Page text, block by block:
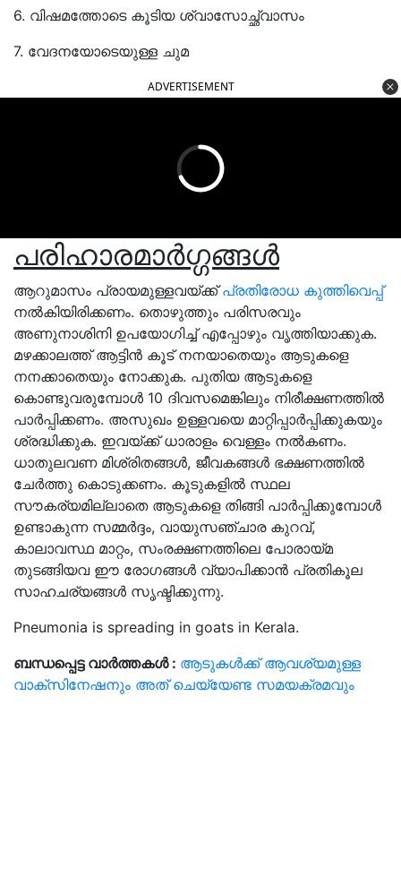
6. വിഷമത്തോടെ കൂടിയ ശ്വാസോച്ഛ്വാസം
7. വേദനയോടെയുള്ള ചുമ
ADVERTISEMENT
പരിഹാരമാർഗ്ഗങ്ങൾ
ആറുമാസം പ്രായമുള്ളവയ്ക്ക്പ്രതിരോധ കുത്തിവെപ്പ്
നൽകിയിരിക്കണം. തൊഴുത്തും പരിസരവും
അണുനാശിനി ഉപയോഗിച്ച് എപ്പോഴും വൃത്തിയാക്കുക.
മഴക്കാലത്ത് ആട്ടിൻ കൂട് നനയാതെയും ആടുകളെ
നനക്കാതെയും നോക്കുക. പുതിയ ആടുകളെ
കൊണ്ടുവരുമ്പോൾ 10 ദിവസമെങ്കിലും നിരീക്ഷണത്തിൽ
പാർപ്പിക്കണം. അസുഖം ഉള്ളവയെ മാറ്റിപ്പാർപ്പിക്കുകയും
ശ്രദ്ധിക്കുക. ഇവയ്ക്ക് ധാരാളം വെള്ളം നൽകണം.
ധാതുലവണ മിശ്രിതങ്ങൾ, ജീവകങ്ങൾ ഭക്ഷണത്തിൽ
ചേർത്തു കൊടുക്കണം. കൂടുകളിൽ സ്ഥല
സൗകര്യമില്ലാതെ ആടുകളെ തിങ്ങി പാർപ്പിക്കുമ്പോൾ
ഉണ്ടാകുന്ന സമ്മർദ്ദം, വായുസഞ്ചാര കുറവ്,
കാലാവസ്ഥ മാറ്റം, സംരക്ഷണത്തിലെ പോരായ്മ
തുടങ്ങിയവ ഈ രോഗങ്ങൾ വ്യാപിക്കാൻ പ്രതികൂല
സാഹചര്യങ്ങൾ സൃഷ്ടിക്കുന്നു.
Pneumonia is spreading in goats in Kerala.
ബന്ധപ്പെട്ട വാർത്തകൾ : ആടുകൾക്ക് ആവശ്യമുള്ള
വാക്സിനേഷനും അത് ചെയ്യേണ്ട സമയക്രമവും